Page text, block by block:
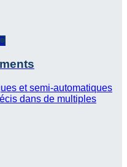
et semi-automatiques
dans de multiples